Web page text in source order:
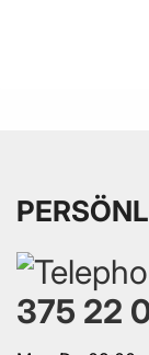
375 22